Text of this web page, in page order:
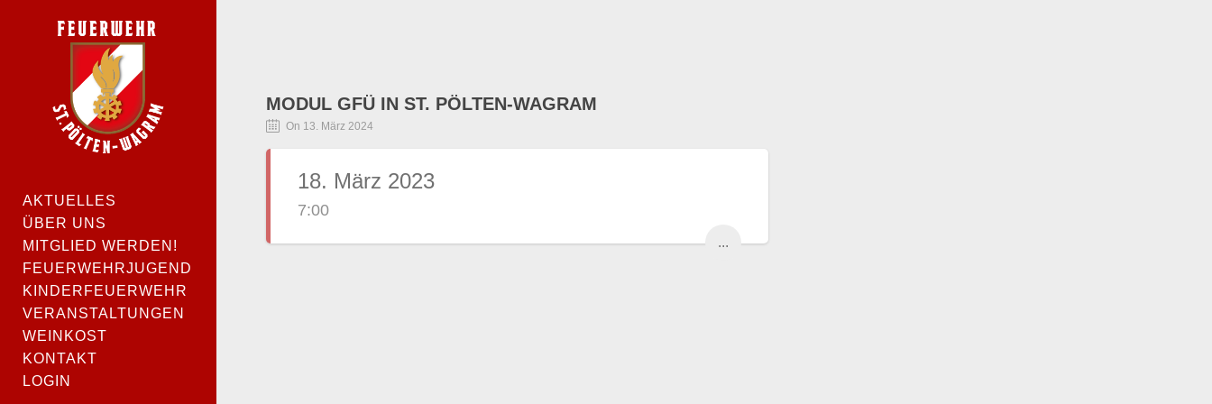
AKTUELLES
ÜBER UNS
MITGLIED WERDEN!
FEUERWEHRJUGEND
KINDERFEUERWEHR
VERANSTALTUNGEN
WEINKOST
KONTAKT
LOGIN
MODUL GFÜ IN ST. PÖLTEN-WAGRAM
On 13. März 2024
18. März 2023
7:00
...